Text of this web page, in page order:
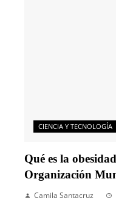
CIENCIA Y TECNOLOGÍA
Qué es la
Organización
Camila Santacruz